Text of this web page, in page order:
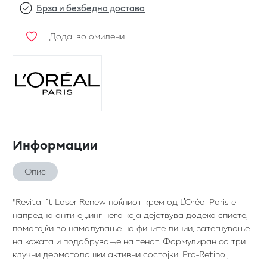
Брза и безбедна достава
Додај во омилени
Информации
Опис
"Revitalift Laser Renew ноќниот крем од L’Oréal Paris е
напредна анти-ејџинг нега која дејствува додека спиете,
помагајќи во намалување на фините линии, затегнување
на кожата и подобрување на тенот. Формулиран со три
клучни дерматолошки активни состојки: Pro-Retinol,